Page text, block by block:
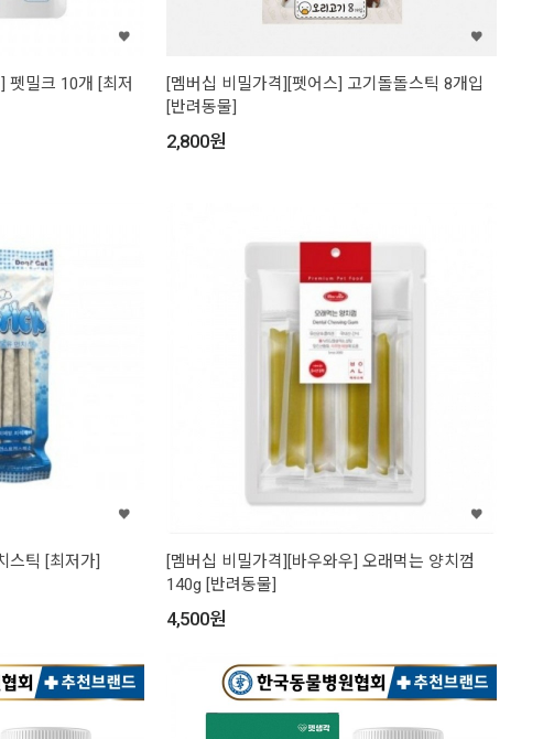
펫밀크 10개 [최저
[멤버십 비밀가격][펫어스] 고기돌돌스틱 8개입
[반려동물]
2,800원
스틱 [최저가]
[멤버십 비밀가격][바우와우] 오래먹는 양치껌
140g [반려동물]
4,500원